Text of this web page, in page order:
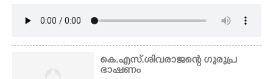
കെ.എസ്.ശിവരാജന്റെ ഗുരുപ്ര
ഭാഷണം